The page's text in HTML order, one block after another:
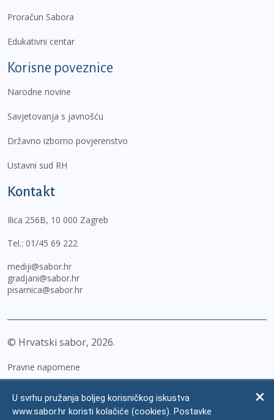
Proračun Sabora
Edukativni centar
Korisne poveznice
Narodne novine
Savjetovanja s javnošću
Državno izborno povjerenstvo
Ustavni sud RH
Kontakt
Ilica 256B, 10 000 Zagreb
Tel.: 01/45 69 222
mediji@sabor.hr
gradjani@sabor.hr
pisarnica@sabor.hr
© Hrvatski sabor, 2026
Pravne napomene
Zaštita osobnih podataka
U svrhu pružanja boljeg korisničkog iskustva
www.sabor.hr koristi kolačiće (cookies). Postavke